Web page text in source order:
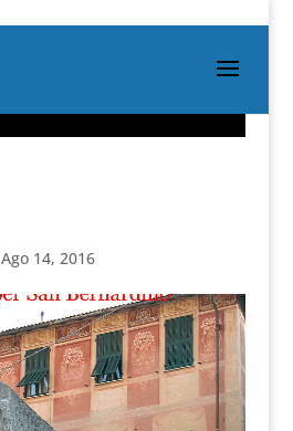
Ago 14, 2016